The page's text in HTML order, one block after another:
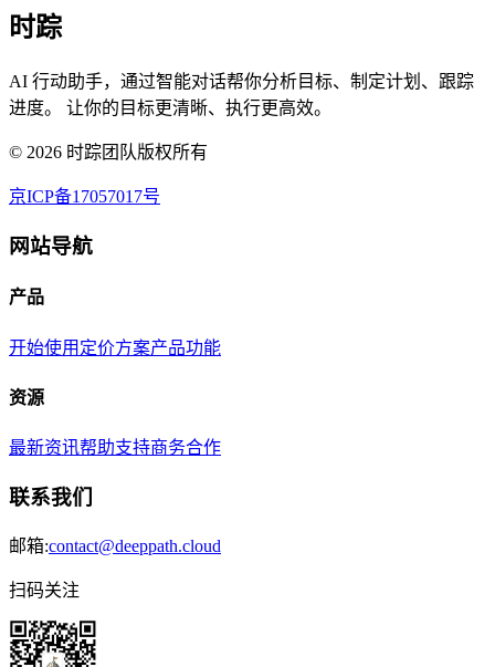
时踪
AI 行动助手，通过智能对话帮你分析目标、制定计划、跟踪
进度。 让你的目标更清晰、执行更高效。
© 2026 时踪团队版权所有
京ICP备17057017号
网站导航
产品
开始使用 定价方案产品功能
资源
最新资讯帮助支持商务合作
联系我们
邮箱:contact@deeppath.cloud
扫码关注